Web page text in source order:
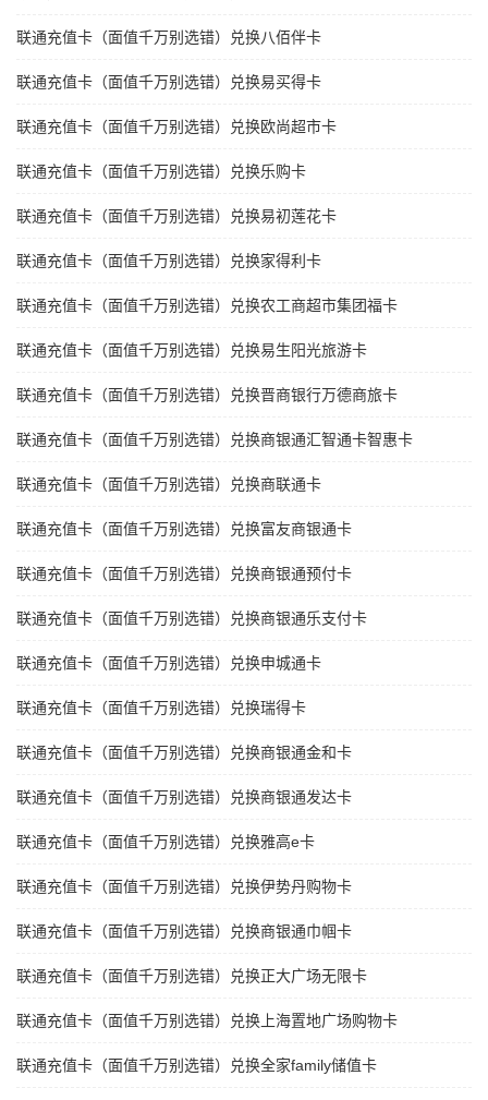
联通充值卡（面值千万别选错）兑换八佰伴卡
联通充值卡（面值千万别选错）兑换易买得卡
联通充值卡（面值千万别选错）兑换欧尚超市卡
联通充值卡（面值千万别选错）兑换乐购卡
联通充值卡（面值千万别选错）兑换易初莲花卡
联通充值卡（面值千万别选错）兑换家得利卡
联通充值卡（面值千万别选错）兑换农工商超市集团福卡
联通充值卡（面值千万别选错）兑换易生阳光旅游卡
联通充值卡（面值千万别选错）兑换晋商银行万德商旅卡
联通充值卡（面值千万别选错）兑换商银通汇智通卡智惠卡
联通充值卡（面值千万别选错）兑换商联通卡
联通充值卡（面值千万别选错）兑换富友商银通卡
联通充值卡（面值千万别选错）兑换商银通预付卡
联通充值卡（面值千万别选错）兑换商银通乐支付卡
联通充值卡（面值千万别选错）兑换申城通卡
联通充值卡（面值千万别选错）兑换瑞得卡
联通充值卡（面值千万别选错）兑换商银通金和卡
联通充值卡（面值千万别选错）兑换商银通发达卡
联通充值卡（面值千万别选错）兑换雅高e卡
联通充值卡（面值千万别选错）兑换伊势丹购物卡
联通充值卡（面值千万别选错）兑换商银通巾帼卡
联通充值卡（面值千万别选错）兑换正大广场无限卡
联通充值卡（面值千万别选错）兑换上海置地广场购物卡
联通充值卡（面值千万别选错）兑换全家family储值卡